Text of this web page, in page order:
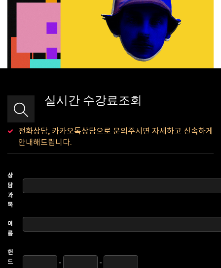
실시간 수강료조회
전화상담, 카카오톡상담으로 문의주시면 자세하고 신속하게
안내해드립니다.
상
담
과
목
이
름
핸
드
- -